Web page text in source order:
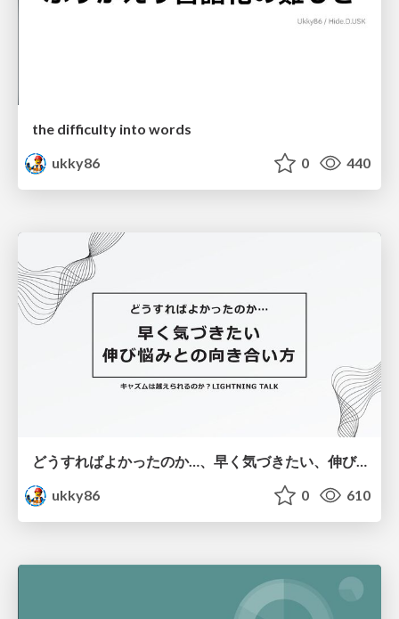
the difficulty into words
ukky86
0 440
どうすればよかったのか…、早く気づきたい、伸び悩みとの向き合い方
ukky86
0 610